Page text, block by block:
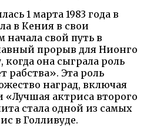
1 марта 1983 года в
в Кения в свои
начала свой путь в
прорыв для Нионго
когда она сыграла роль
рабства». Эта роль
наград, включая
актриса второго
стала одной из самых
в Голливуде.